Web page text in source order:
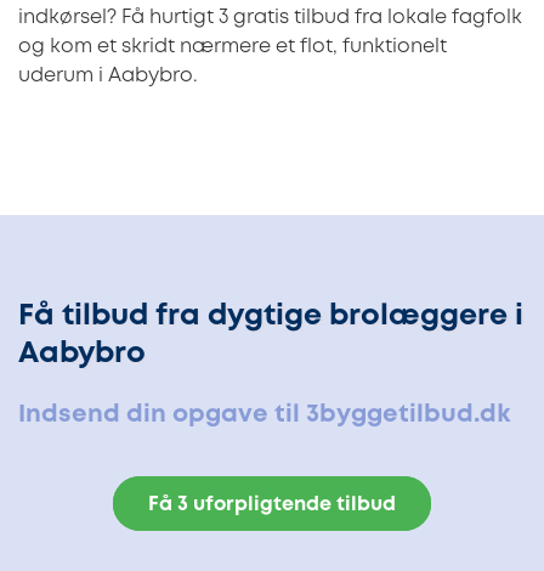
indkørsel? Få hurtigt 3 gratis tilbud fra lokale fagfolk
og kom et skridt nærmere et flot, funktionelt
uderum i Aabybro.
Få tilbud fra dygtige brolæggere i
Aabybro
Indsend din opgave til 3byggetilbud.dk
Få 3 uforpligtende tilbud